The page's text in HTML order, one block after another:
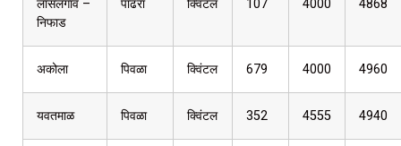
लासलगाव –
निफाड
पांढरा क्विंटल 107 4000 4868
अकोला पिवळा क्विंटल 679 4000 4960
यवतमाळ पिवळा क्विंटल 352 4555 4940